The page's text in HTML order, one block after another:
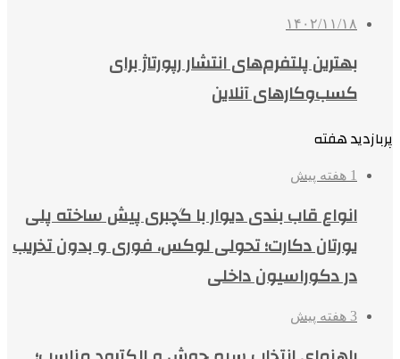
۱۴۰۲/۱۱/۱۸
بهترین پلتفرم‌های انتشار رپورتاژ برای
کسب‌وکارهای آنلاین
پربازدید هفته
1 هفته پیش
انواع قاب بندی دیوار با گچبری پیش ساخته پلی
یورتان دکارت؛ تحولی لوکس، فوری و بدون تخریب
در دکوراسیون داخلی
3 هفته پیش